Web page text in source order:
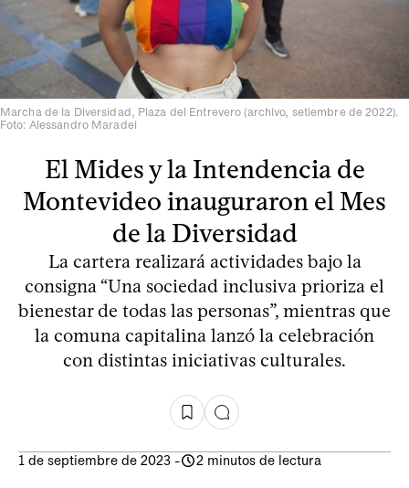
Marcha de la Diversidad, Plaza del Entrevero (archivo, setiembre de 2022).
Foto: Alessandro Maradei
El Mides y la Intendencia de
Montevideo inauguraron el Mes
de la Diversidad
La cartera realizará actividades bajo la
consigna “Una sociedad inclusiva prioriza el
bienestar de todas las personas”, mientras que
la comuna capitalina lanzó la celebración
con distintas iniciativas culturales.
1 de septiembre de 2023 - 2 minutos de lectura